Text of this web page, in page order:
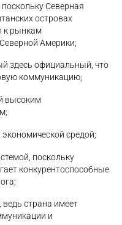
Северная
островах
к рынкам
Америки;
здесь официальный, что
коммуникацию;
высоким
средой;
поскольку
конкурентоспособные
ведь страна имеет
и